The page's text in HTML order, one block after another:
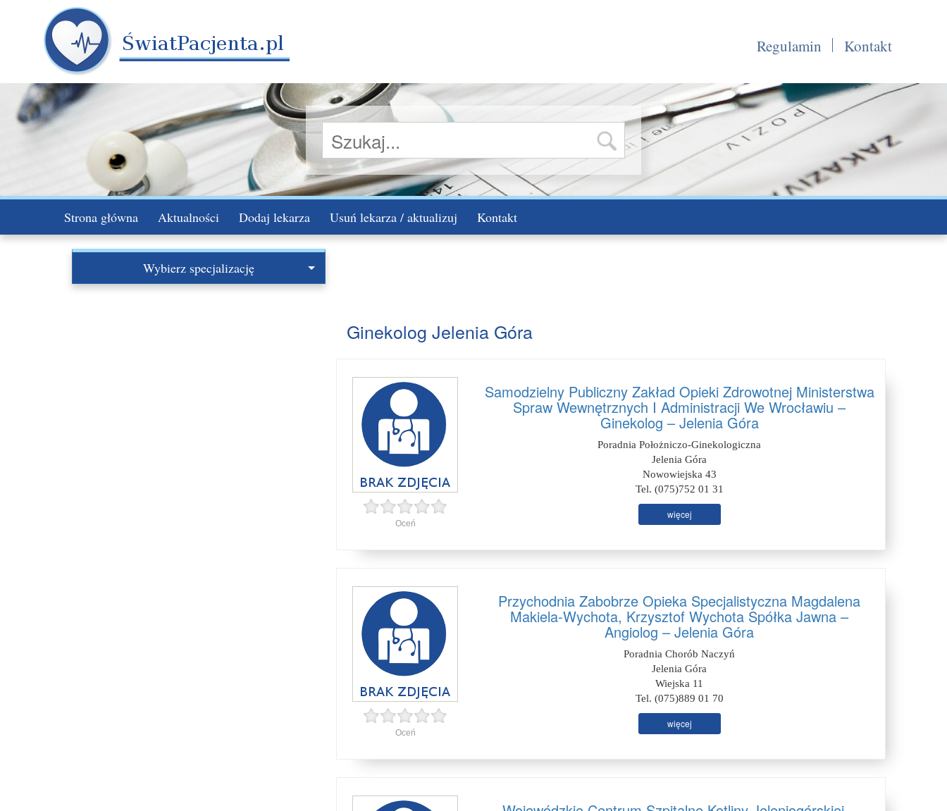
Regulamin Kontakt
Strona główna Aktualności Dodaj lekarza Usuń lekarza / aktualizuj Kontakt
Wybierz specjalizację
Ginekolog Jelenia Góra
Oceń
Samodzielny Publiczny Zakład Opieki Zdrowotnej Ministerstwa
Spraw Wewnętrznych I Administracji We Wrocławiu –
Ginekolog – Jelenia Góra
Poradnia Położniczo-Ginekologiczna
Jelenia Góra
Nowowiejska 43
Tel. (075)752 01 31
więcej
Oceń
Przychodnia Zabobrze Opieka Specjalistyczna Magdalena
Makiela-Wychota, Krzysztof Wychota Spółka Jawna –
Angiolog – Jelenia Góra
Poradnia Chorób Naczyń
Jelenia Góra
Wiejska 11
Tel. (075)889 01 70
więcej